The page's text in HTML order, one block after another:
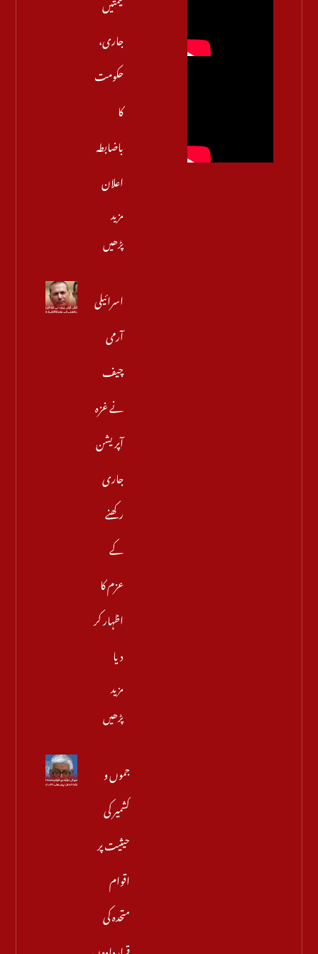
جاری،
حکومت
کا
باضابطہ
اعلان
مزید
پڑھیں
اسرائیلی
آرمی
چیف
نے غزہ
آپریشن
جاری
رکھنے
کے
عزم کا
اظہار کر
دیا
مزید
پڑھیں
جموں و
کشمیر کی
حیثیت پر
اقوام
متحدہ کی